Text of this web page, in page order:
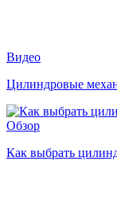
Видео
Цилиндровые
Обзор
Как выбрать